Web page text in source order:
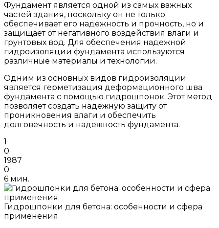
Фундамент является одной из самых важных
частей здания, поскольку он не только
обеспечивает его надежность и прочность, но и
защищает от негативного воздействия влаги и
грунтовых вод. Для обеспечения надежной
гидроизоляции фундамента используются
различные материалы и технологии.
Одним из основных видов гидроизоляции
является герметизация деформационного шва
фундамента с помощью гидрошпонок. Этот метод
позволяет создать надежную защиту от
проникновения влаги и обеспечить
долговечность и надежность фундамента.
1
0
1987
0
6 мин.
Гидрошпонки для бетона: особенности и сфера
применения